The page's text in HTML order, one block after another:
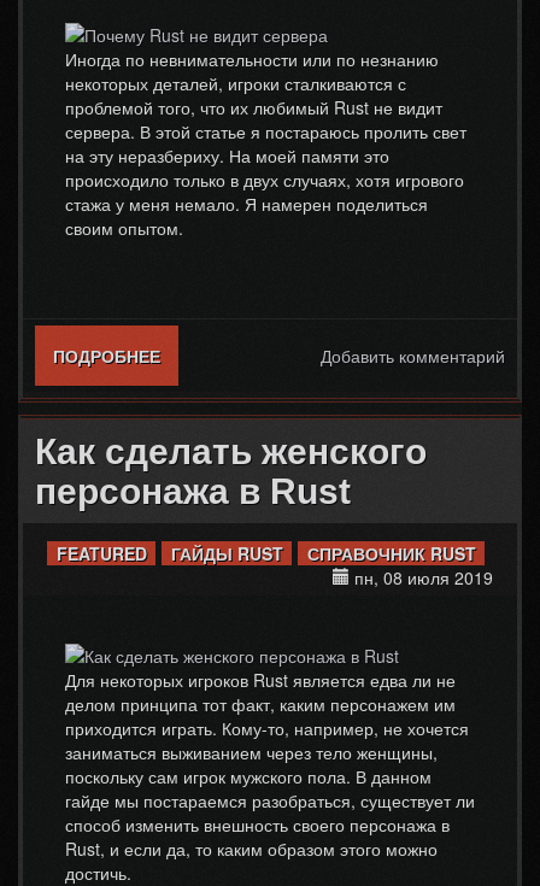
Иногда по невнимательности или по незнанию
некоторых деталей, игроки сталкиваются с
проблемой того, что их любимый Rust не видит
сервера. В этой статье я постараюсь пролить свет
на эту неразбериху. На моей памяти это
происходило только в двух случаях, хотя игрового
стажа у меня немало. Я намерен поделиться
своим опытом.
ПОДРОБНЕЕО ПОЧЕМУ RUST НЕ ВИДИТ СЕРВЕРА
Добавить комментарий
Как сделать женского
персонажа в Rust
FEATURED ГАЙДЫ RUST
СПРАВОЧНИК RUST
пн, 08 июля 2019
Для некоторых игроков Rust является едва ли не
делом принципа тот факт, каким персонажем им
приходится играть. Кому-то, например, не хочется
заниматься выживанием через тело женщины,
поскольку сам игрок мужского пола. В данном
гайде мы постараемся разобраться, существует ли
способ изменить внешность своего персонажа в
Rust, и если да, то каким образом этого можно
достичь.